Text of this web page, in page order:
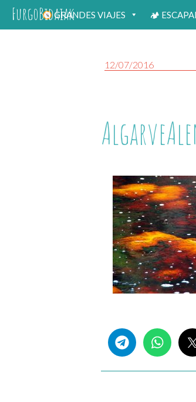
FurgoBidaiakGRANDES VIAJES 🏕
12/07/2016